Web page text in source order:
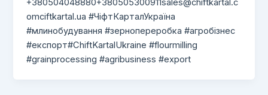
+380504048880‬‪+380505300911‬sales@chiftkartal.c
omciftkartal.ua #ЧіфтКарталУкраїна
#млинобудування #зернопереробка #агробізнес
#експорт#ChiftKartalUkraine #flourmilling
#grainprocessing #agribusiness #export